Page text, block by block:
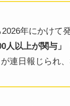
2026年にかけて
人以上が関与
連日報じられ